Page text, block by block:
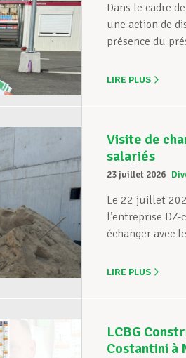
Dans le cadre
une action de
présence du
LIRE PLUS
Visite de
salariés
23 juillet 2026
Le 22 juillet
l’entreprise
échanger avec
LIRE PLUS
LCBG
Costantini à